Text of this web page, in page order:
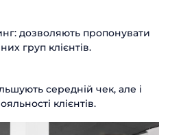
дозволяють пропонувати
груп клієнтів.
середній чек, але і
клієнтів.